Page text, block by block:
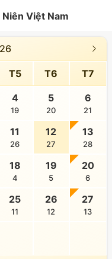
Việt Nam
T5 T6 T7
4
19
5
20
6
21
11
26
12
27
13
28
18
4
19
5
20
6
25
11
26
12
27
13